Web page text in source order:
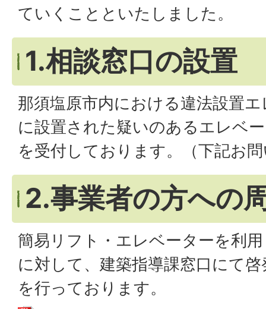
ていくことといたしました。
1.相談窓口の設置
那須塩原市内における違法設置
に設置された疑いのあるエレベ
を受付しております。（下記お
2.事業者の方への
簡易リフト・エレベーターを利
に対して、建築指導課窓口にて
を行っております。